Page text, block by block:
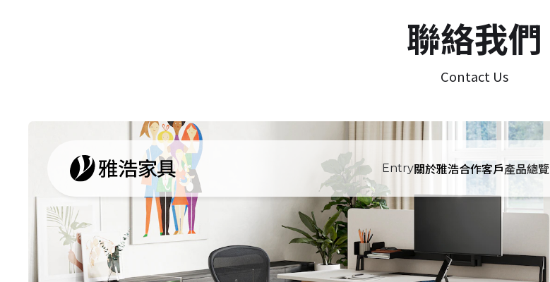
聯絡我們
Contact Us
Entry關於雅浩合作客戶產品總覽